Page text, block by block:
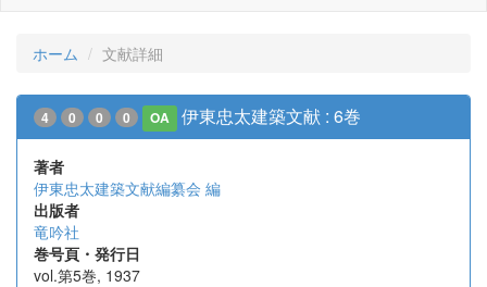
ホーム 文献詳細
4 0 0 0 OA 伊東忠太建築文献 : 6巻
著者
伊東忠太建築文献編纂会 編
出版者
竜吟社
巻号頁・発行日
vol.第5巻, 1937